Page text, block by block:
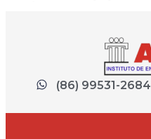
(86) 99531-2684